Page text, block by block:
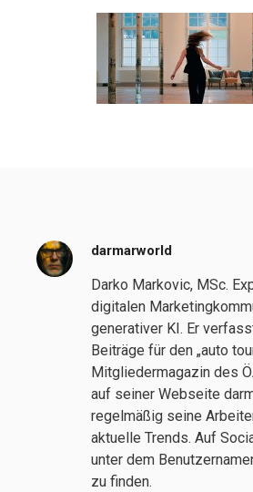
darmarworld
Darko Markovic, MSc.
digitalen
generativer KI. Er
Beiträge für den „auto
Mitgliedermagazin des
auf seiner Webseite
regelmäßig seine
aktuelle Trends. Auf
unter dem
zu finden.